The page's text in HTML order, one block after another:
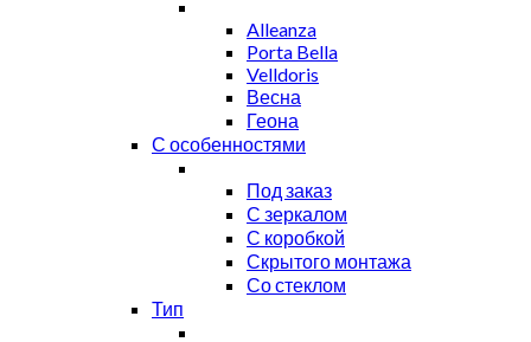
Alleanza
Porta Bella
Velldoris
Весна
Геона
С особенностями
Под заказ
С зеркалом
С коробкой
Скрытого монтажа
Со стеклом
Тип